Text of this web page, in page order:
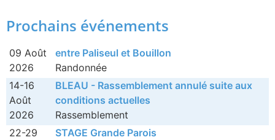
Prochains événements
09 Août
2026
entre Paliseul et Bouillon
Randonnée
14-16
Août
2026
BLEAU - Rassemblement annulé suite aux
conditions actuelles
Rassemblement
22-29
STAGE Grande Parois